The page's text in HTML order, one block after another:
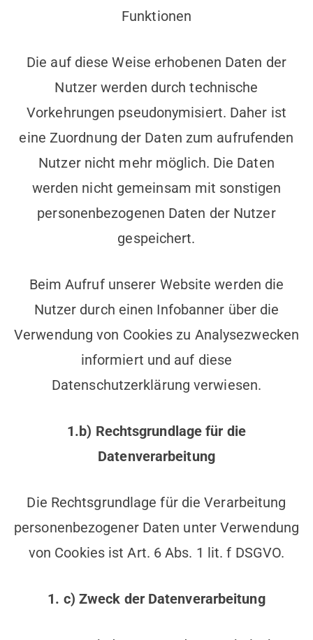
Funktionen
Die auf diese Weise erhobenen Daten der
Nutzer werden durch technische
Vorkehrungen pseudonymisiert. Daher ist
eine Zuordnung der Daten zum aufrufenden
Nutzer nicht mehr möglich. Die Daten
werden nicht gemeinsam mit sonstigen
personenbezogenen Daten der Nutzer
gespeichert.
Beim Aufruf unserer Website werden die
Nutzer durch einen Infobanner über die
Verwendung von Cookies zu Analysezwecken
informiert und auf diese
Datenschutzerklärung verwiesen.
1.b) Rechtsgrundlage für die
Datenverarbeitung
Die Rechtsgrundlage für die Verarbeitung
personenbezogener Daten unter Verwendung
von Cookies ist Art. 6 Abs. 1 lit. f DSGVO.
1. c) Zweck der Datenverarbeitung